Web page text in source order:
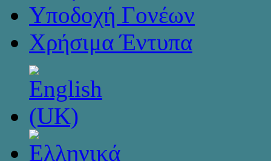
Υποδοχή Γονέων
Χρήσιμα Έντυπα